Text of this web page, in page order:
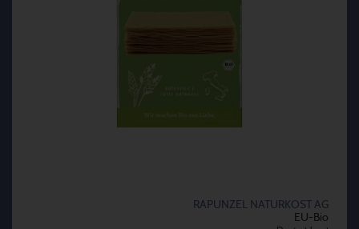
RAPUNZEL NATURKOST AG
EU-Bio